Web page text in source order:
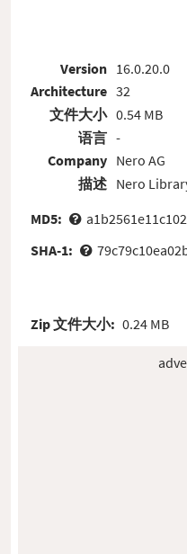
Version
Architecture
文件大小
语言
Company
描述
16.0.20.0
32
0.54 MB
-
Nero AG
Nero
MD5:
SHA-1:
Zip 文件大小: 0.24 MB